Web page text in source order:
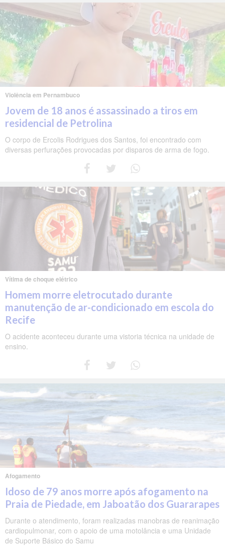
Violência em Pernambuco
Jovem de 18 anos é assassinado a tiros em
residencial de Petrolina
O corpo de Ercolis Rodrigues dos Santos, foi encontrado com
diversas perfurações provocadas por disparos de arma de fogo.
Vítima de choque elétrico
Homem morre eletrocutado durante
manutenção de ar-condicionado em escola do
Recife
O acidente aconteceu durante uma vistoria técnica na unidade de
ensino.
Afogamento
Idoso de 79 anos morre após afogamento na
Praia de Piedade, em Jaboatão dos Guararapes
Durante o atendimento, foram realizadas manobras de reanimação
cardiopulmonar, com o apoio de uma motolância e uma Unidade
de Suporte Básico do Samu